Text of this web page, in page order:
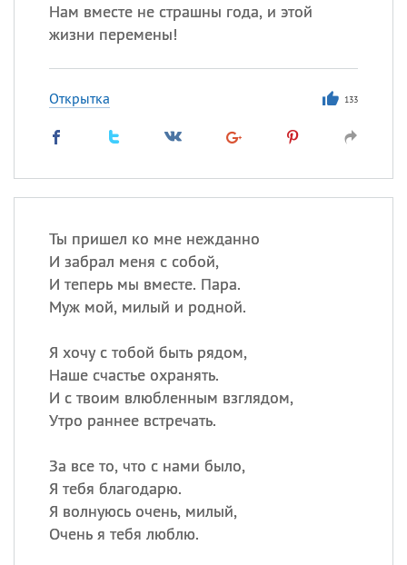
Нам вместе не страшны года, и этой
жизни перемены!
Открытка 133
Ты пришел ко мне нежданно
И забрал меня с собой,
И теперь мы вместе. Пара.
Муж мой, милый и родной.
Я хочу с тобой быть рядом,
Наше счастье охранять.
И с твоим влюбленным взглядом,
Утро раннее встречать.
За все то, что с нами было,
Я тебя благодарю.
Я волнуюсь очень, милый,
Очень я тебя люблю.